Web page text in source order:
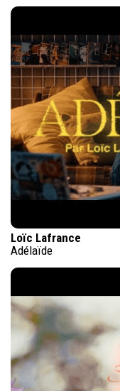
Loïc Lafrance
Adélaïde